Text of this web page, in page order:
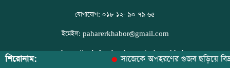
যোগাযোগ: ০১৮ ১২- ৯০ ৭৯ ৬৫
ইমেইল: paharerkhabor@gmail.com
ফেসবুক: https://web.facebook.com/paharerkhabor
শিরোনাম: সাজেকে অপহরণের গুজব ছড়িয়ে বিভ্রান্তি